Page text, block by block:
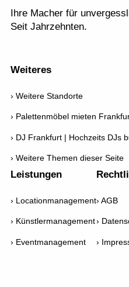
Ihre Macher für
Seit Jahrzehnten.
Weiteres
Weitere Standorte
Palettenmöbel mieten
DJ Frankfurt | Hochzeits DJs
Weitere Themen dieser Seite
Leistungen
Locationmanagement
Künstlermanagement
Eventmanagement
AGB